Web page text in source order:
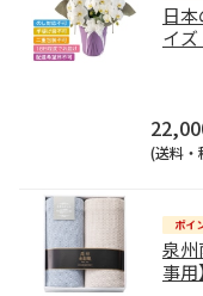
日
イズ
(送料・
泉
事用】